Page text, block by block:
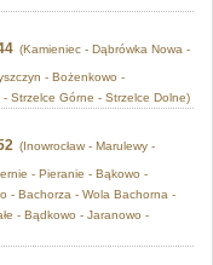
(Kamieniec - Dąbrówka Nowa -
- Bożenkowo -
- Strzelce Górne - Strzelce Dolne)
(Inowrocław - Marulewy -
- Pieranie - Bąkowo -
- Bachorza - Wola Bachorna -
- Bądkowo - Jaranowo -